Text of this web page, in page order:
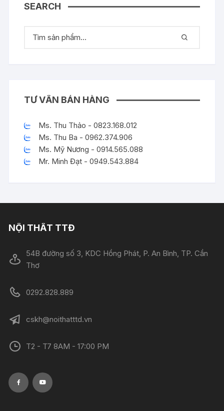
SEARCH
TƯ VẤN BÁN HÀNG
Ms. Thu Thảo - 0823.168.012
Ms. Thu Ba - 0962.374.906
Ms. Mỹ Nương - 0914.565.088
Mr. Minh Đạt - 0949.543.884
NỘI THẤT TTĐ
54B đường số 3, KDC Hồng Phát, P. An Bình, TP. Cần
Thơ
0292.828.889
cskh@noithatttd.vn
T2 - T7 8AM - 17:00 PM